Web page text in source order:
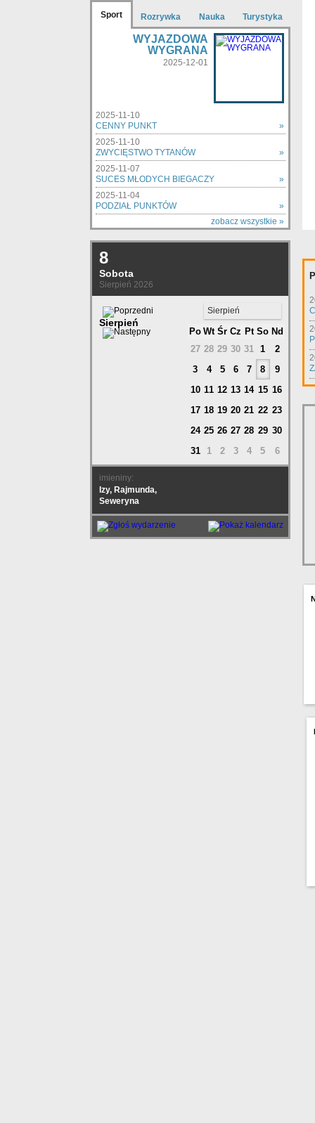
Sport Rozrywka Nauka Turystyka
WYJAZDOWA
WYGRANA
2025-12-01
2025-11-10
CENNY PUNKT
»
2025-11-10
ZWYCIĘSTWO TYTANÓW
»
2025-11-07
SUCES MŁODYCH BIEGACZY
»
2025-11-04
PODZIAŁ PUNKTÓW
»
zobacz wszystkie »
8
Sobota
Sierpień 2026
Sierpień
Sierpień
Po Wt Śr Cz Pt So Nd
27 28 29 30 31 1
2
3
4 5 6 7 8
9
10 11 12 13 14 15 16
17 18 19 20 21 22 23
24 25 26 27 28 29 30
31
1 2 3 4 5 6
imieniny:
Izy, Rajmunda,
Seweryna